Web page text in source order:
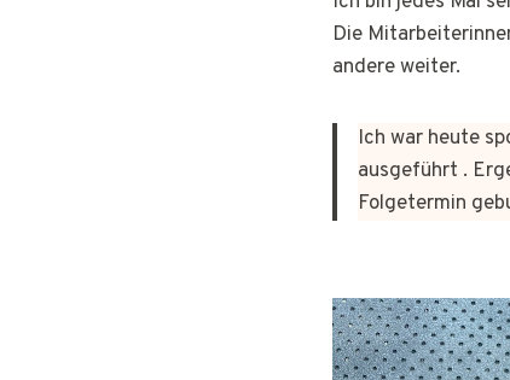
Die
andere weiter.
Ich war heute
ausgeführt .
Folgetermin